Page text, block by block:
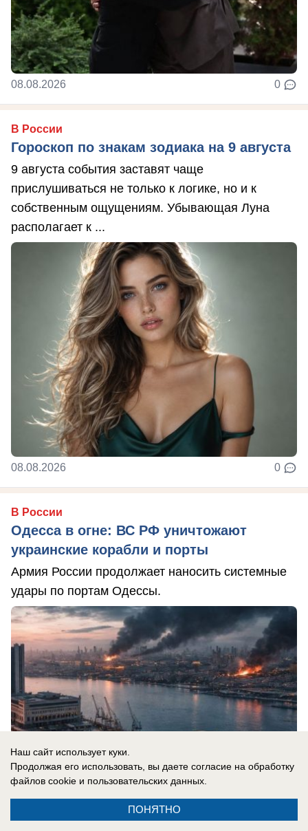
08.08.2026 0
В России
Гороскоп по знакам зодиака на 9 августа
9 августа события заставят чаще
прислушиваться не только к логике, но и к
собственным ощущениям. Убывающая Луна
располагает к ...
08.08.2026 0
В России
Одесса в огне: ВС РФ уничтожают
украинские корабли и порты
Армия России продолжает наносить системные
удары по портам Одессы.
Наш сайт использует куки.
Продолжая его использовать, вы даете согласие на обработку
файлов cookie и пользовательских данных.
ПОНЯТНО